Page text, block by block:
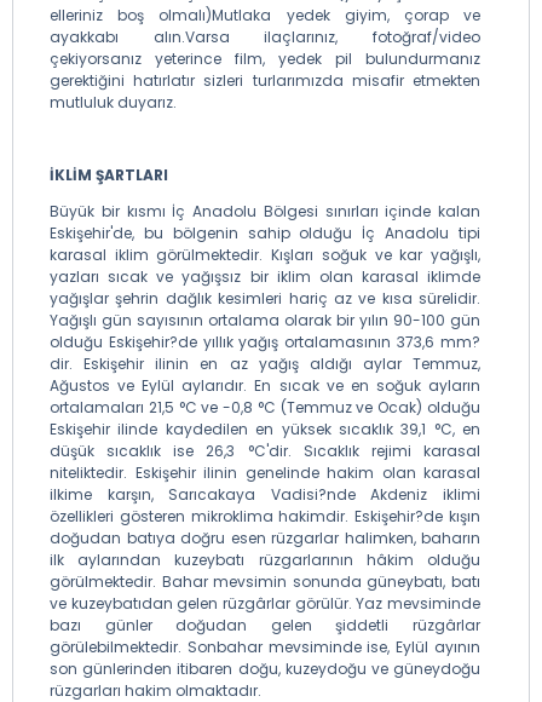
elleriniz boş olmalı)Mutlaka yedek giyim, çorap ve
ayakkabı alın.Varsa ilaçlarınız, fotoğraf/video
çekiyorsanız yeterince film, yedek pil bulundurmanız
gerektiğini hatırlatır sizleri turlarımızda misafir etmekten
mutluluk duyarız.
İKLİM ŞARTLARI
Büyük bir kısmı İç Anadolu Bölgesi sınırları içinde kalan
Eskişehir'de, bu bölgenin sahip olduğu İç Anadolu tipi
karasal iklim görülmektedir. Kışları soğuk ve kar yağışlı,
yazları sıcak ve yağışsız bir iklim olan karasal iklimde
yağışlar şehrin dağlık kesimleri hariç az ve kısa sürelidir.
Yağışlı gün sayısının ortalama olarak bir yılın 90-100 gün
olduğu Eskişehir?de yıllık yağış ortalamasının 373,6 mm?
dir. Eskişehir ilinin en az yağış aldığı aylar Temmuz,
Ağustos ve Eylül aylarıdır. En sıcak ve en soğuk ayların
ortalamaları 21,5 °C ve -0,8 °C (Temmuz ve Ocak) olduğu
Eskişehir ilinde kaydedilen en yüksek sıcaklık 39,1 °C, en
düşük sıcaklık ise 26,3 °C'dir. Sıcaklık rejimi karasal
niteliktedir. Eskişehir ilinin genelinde hakim olan karasal
ilkime karşın, Sarıcakaya Vadisi?nde Akdeniz iklimi
özellikleri gösteren mikroklima hakimdir. Eskişehir?de kışın
doğudan batıya doğru esen rüzgarlar halimken, baharın
ilk aylarından kuzeybatı rüzgarlarının hâkim olduğu
görülmektedir. Bahar mevsimin sonunda güneybatı, batı
ve kuzeybatıdan gelen rüzgârlar görülür. Yaz mevsiminde
bazı günler doğudan gelen şiddetli rüzgârlar
görülebilmektedir. Sonbahar mevsiminde ise, Eylül ayının
son günlerinden itibaren doğu, kuzeydoğu ve güneydoğu
rüzgarları hakim olmaktadır.